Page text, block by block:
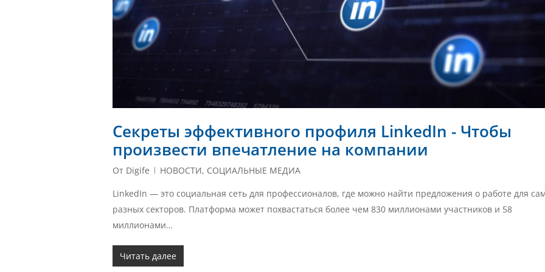
Секреты эффективного профиля LinkedIn - Чтобы
произвести впечатление на компании
От Digife НОВОСТИ, СОЦИАЛЬНЫЕ МЕДИА
LinkedIn — это социальная сеть для профессионалов, где можно найти предложения о работе для
разных секторов. Платформа может похвастаться более чем 830 миллионами участников и 58
миллионами…
Читать далее